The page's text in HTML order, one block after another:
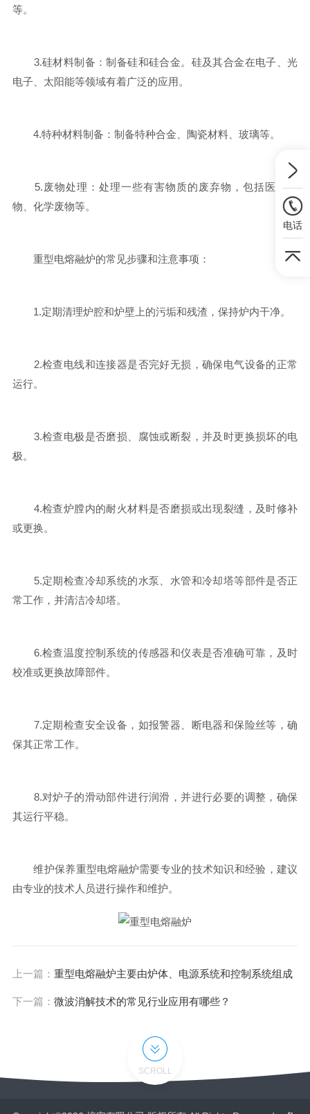
等。
3.硅材料制备：制备硅和硅合金。硅及其合金在电子、光
电子、太阳能等领域有着广泛的应用。
4.特种材料制备：制备特种合金、陶瓷材料、玻璃等。
5.废物处理：处理一些有害物质的废弃物，包括医疗废
物、化学废物等。
重型电熔融炉的常见步骤和注意事项：
1.定期清理炉腔和炉壁上的污垢和残渣，保持炉内干净。
2.检查电线和连接器是否完好无损，确保电气设备的正常
运行。
3.检查电极是否磨损、腐蚀或断裂，并及时更换损坏的电
极。
4.检查炉膛内的耐火材料是否磨损或出现裂缝，及时修补
或更换。
5.定期检查冷却系统的水泵、水管和冷却塔等部件是否正
常工作，并清洁冷却塔。
6.检查温度控制系统的传感器和仪表是否准确可靠，及时
校准或更换故障部件。
7.定期检查安全设备，如报警器、断电器和保险丝等，确
保其正常工作。
8.对炉子的滑动部件进行润滑，并进行必要的调整，确保
其运行平稳。
维护保养重型电熔融炉需要专业的技术知识和经验，建议
由专业的技术人员进行操作和维护。
上一篇： 重型电熔融炉主要由炉体、电源系统和控制系统组成
下一篇： 微波消解技术的常见行业应用有哪些？
SCROLL
电话